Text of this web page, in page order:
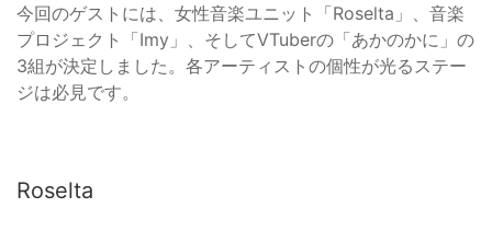
今回のゲストには、女性音楽ユニット「Roselta」、音楽
プロジェクト「Imy」、そしてVTuberの「あかのかに」の
3組が決定しました。各アーティストの個性が光るステー
ジは必見です。
Roselta